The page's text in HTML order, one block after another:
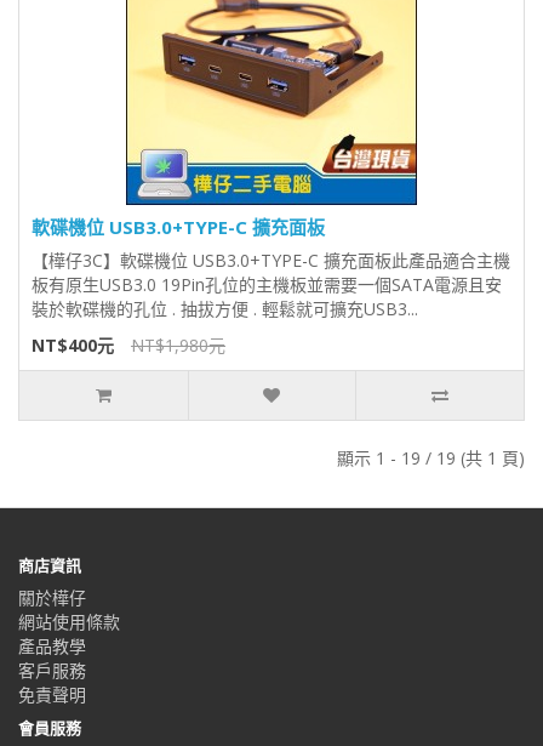
軟碟機位 USB3.0+TYPE-C 擴充面板
【樺仔3C】軟碟機位 USB3.0+TYPE-C 擴充面板此產品適合主機
板有原生USB3.0 19Pin孔位的主機板並需要一個SATA電源且安
裝於軟碟機的孔位 . 抽拔方便 . 輕鬆就可擴充USB3...
NT$400元
NT$1,980元
顯示 1 - 19 / 19 (共 1 頁)
商店資訊
關於樺仔
網站使用條款
產品教學
客戶服務
免責聲明
會員服務